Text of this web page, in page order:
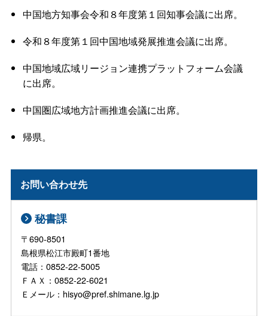
中国地方知事会令和８年度第１回知事会議に出席。
令和８年度第１回中国地域発展推進会議に出席。
中国地域広域リージョン連携プラットフォーム会議
に出席。
中国圏広域地方計画推進会議に出席。
帰県。
お問い合わせ先
秘書課
〒690-8501
島根県松江市殿町1番地
電話：0852-22-5005
ＦＡＸ：0852-22-6021
Ｅメール：hisyo@pref.shimane.lg.jp